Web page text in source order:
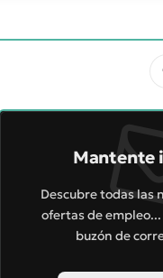
Mantente
Descubre todas las
ofertas de
buzón de